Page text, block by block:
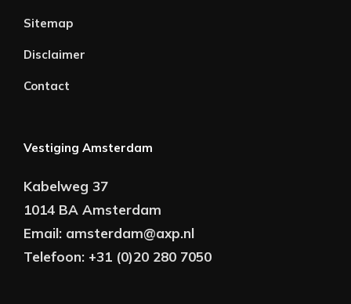
Sitemap
Disclaimer
Contact
Vestiging Amsterdam
Kabelweg 37
1014 BA Amsterdam
Email: amsterdam@axp.nl
Telefoon: +31 (0)20 280 7050